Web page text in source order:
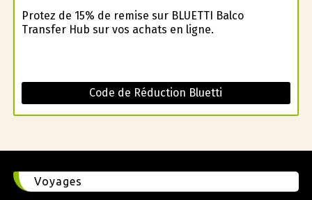
Profitez de 15% de remise sur BLUETTI Balco
Transfer Hub sur vos achats en ligne.
Code de Réduction Bluetti
Voyages